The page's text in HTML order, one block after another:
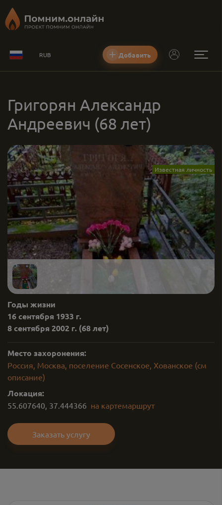
RUB Добавить
Григорян Александр
Андреевич (68 лет)
Известная личность
Годы жизни
16 сентября 1933 г.
8 сентября 2002 г. (68 лет)
Место захоронения:
Россия, Москва, поселение Сосенское, Хованское (см
описание)
Локация:
55.607640, 37.444366 на картемаршрут
Заказать услугу